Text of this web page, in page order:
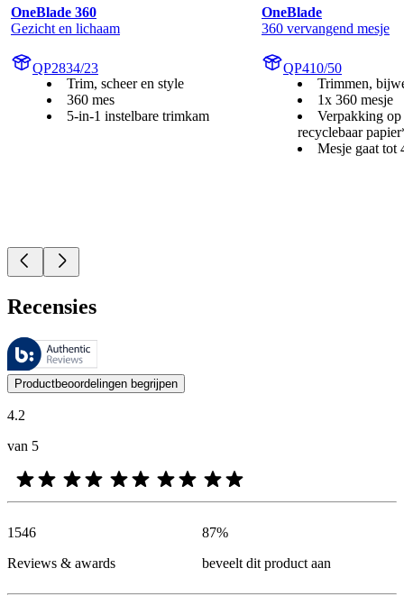
OneBlade 360
Gezicht en lichaam
QP2834/23
Trim, scheer en style
360 mes
5-in-1 instelbare trimkam
OneBlade
360 vervangend mesje
QP410/50
Trimmen,
1x 360 mesje
Verpakking op
recyclebaar
Mesje gaat tot
Recensies
Deze beoordelingen worden beheerd door Bazaarvoice en voldoen
De mening van onze klanten is nuttig voor iedereen, of het nu een
Productbeoordelingen begrijpen
4.2
van 5
1546
Reviews & awards
87%
beveelt dit product aan